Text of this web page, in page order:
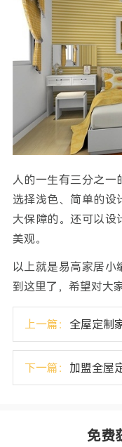
人的一生有三分之一
选择浅色、简单的设
大保障的。还可以设
美观。
以上就是易高家居小
到这里了，希望对大
上一篇： 全屋定制
下一篇： 加盟全屋
免费